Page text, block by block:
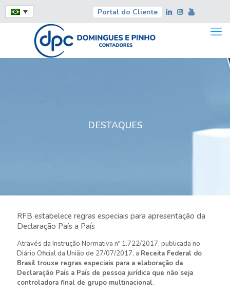
Portal do Cliente
DESTAQUES
RFB estabelece regras especiais para apresentação da
Declaração País a País
Através da Instrução Normativa nº 1.722/2017, publicada no
Diário Oficial da União de 27/07/2017, a Receita Federal do
Brasil trouxe regras especiais para a elaboração da
Declaração País a País de pessoa jurídica que não seja
controladora final de grupo multinacional.